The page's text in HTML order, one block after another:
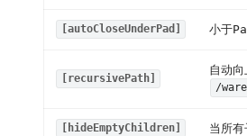
[autoCloseUnderPad] 小于
[recursivePath]
自动
/
[hideEmptyChildren] 当所